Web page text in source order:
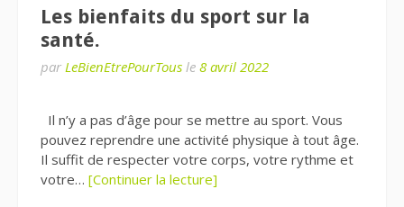
Les bienfaits du sport sur la
santé.
par LeBienEtrePourTous le 8 avril 2022
Il n’y a pas d’âge pour se mettre au sport. Vous
pouvez reprendre une activité physique à tout âge.
Il suffit de respecter votre corps, votre rythme et
votre… [Continuer la lecture]